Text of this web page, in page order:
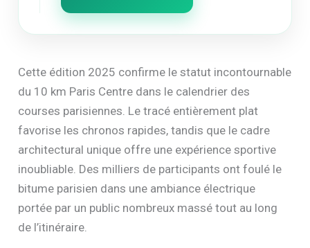
Cette édition 2025 confirme le statut incontournable
du 10 km Paris Centre dans le calendrier des
courses parisiennes. Le tracé entièrement plat
favorise les chronos rapides, tandis que le cadre
architectural unique offre une expérience sportive
inoubliable. Des milliers de participants ont foulé le
bitume parisien dans une ambiance électrique
portée par un public nombreux massé tout au long
de l’itinéraire.